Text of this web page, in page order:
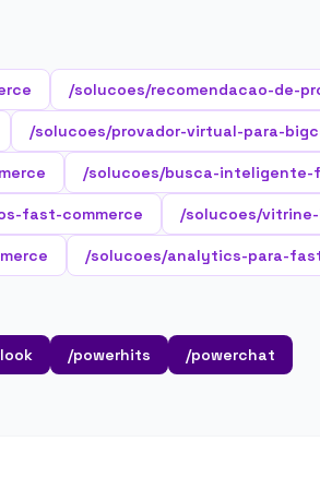
/solucoes/recomendacao-de-
/solucoes/provador-virtual-para-
/solucoes/busca-inteligente-
fast-commerce /solucoes/
/solucoes/analytics-para-
/powerhits /powerchat